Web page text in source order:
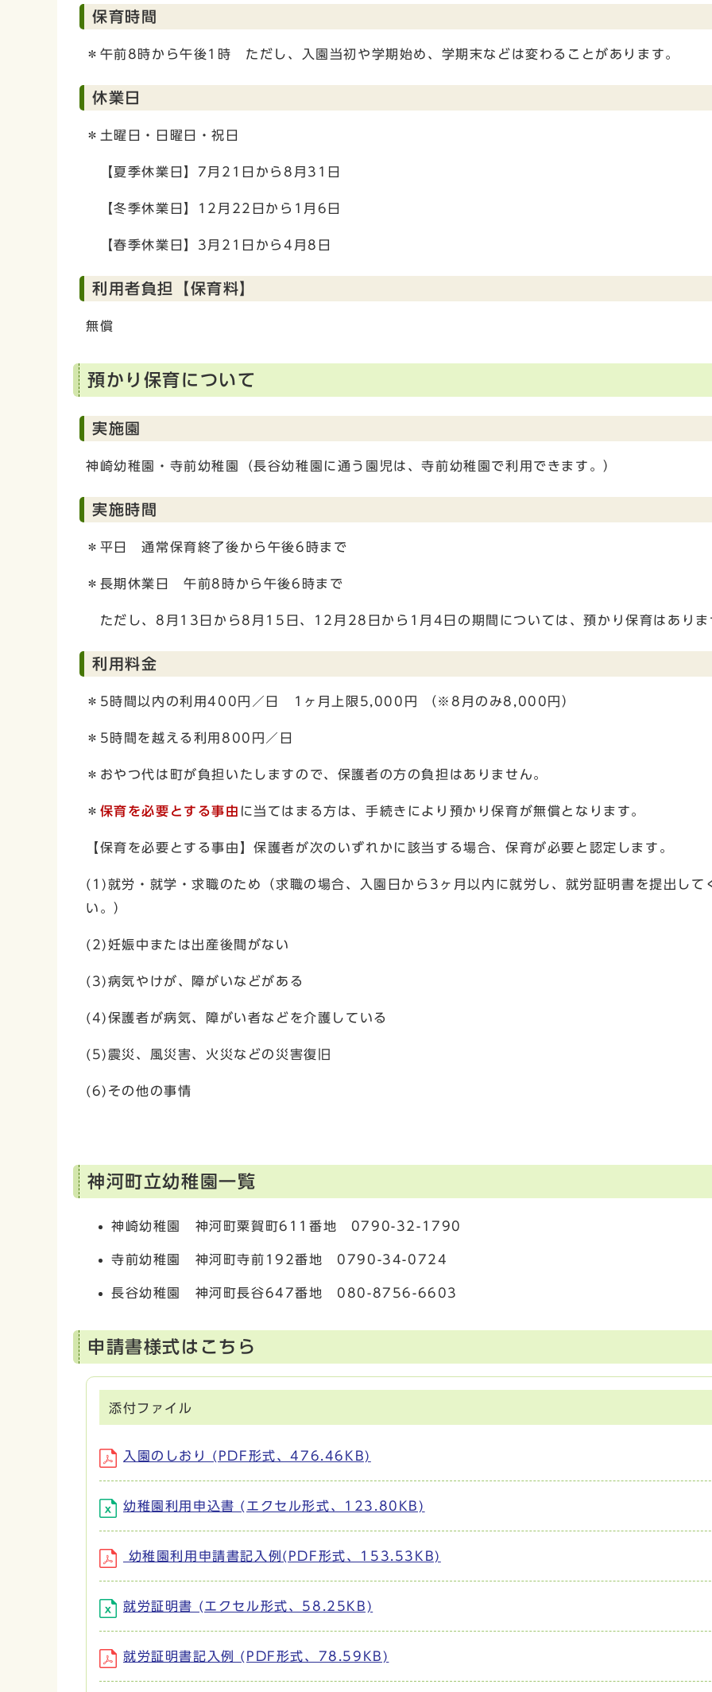
保育時間
＊午前8時から午後1時 ただし、入園当初や学期始め、学期末などは変わることがあります。
休業日
＊土曜日・日曜日・祝日
【夏季休業日】7月21日から8月31日
【冬季休業日】12月22日から1月6日
【春季休業日】3月21日から4月8日
利用者負担【保育料】
無償
預かり保育について
実施園
神崎幼稚園・寺前幼稚園（長谷幼稚園に通う園児は、寺前幼稚園で利用できます。）
実施時間
＊平日 通常保育終了後から午後6時まで
＊長期休業日 午前8時から午後6時まで
ただし、8月13日から8月15日、12月28日から1月4日の期間については、預かり保育はありま
利用料金
＊5時間以内の利用400円／日 1ヶ月上限5,000円 （※8月のみ8,000円）
＊5時間を越える利用800円／日
＊おやつ代は町が負担いたしますので、保護者の方の負担はありません。
＊ 保育を必要とする事由 に当てはまる方は、手続きにより預かり保育が無償となります。
【保育を必要とする事由】保護者が次のいずれかに該当する場合、保育が必要と認定します。
(1)就労・就学・求職のため（求職の場合、入園日から3ヶ月以内に就労し、就労証明書を提出して
い。）
(2)妊娠中または出産後間がない
(3)病気やけが、障がいなどがある
(4)保護者が病気、障がい者などを介護している
(5)震災、風災害、火災などの災害復旧
(6)その他の事情
神河町立幼稚園一覧
神崎幼稚園 神河町粟賀町611番地 0790-32-1790
寺前幼稚園 神河町寺前192番地 0790-34-0724
長谷幼稚園 神河町長谷647番地 080-8756-6603
申請書様式はこちら
添付ファイル
入園のしおり (PDF形式、476.46KB)
幼稚園利用申込書 (エクセル形式、123.80KB)
幼稚園利用申請書記入例(PDF形式、153.53KB)
就労証明書 (エクセル形式、58.25KB)
就労証明書記入例 (PDF形式、78.59KB)